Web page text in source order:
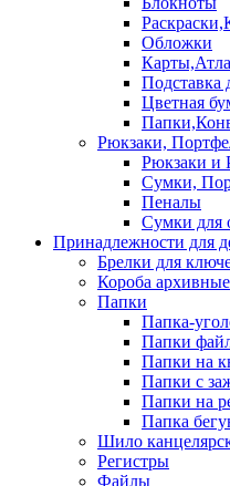
Обложки
Подставка
Цветная
Рюкзаки,
Рюкзаки и
Сумки,
Пеналы
Сумки для
Принадлежности для
Брелки для
Короба архивные
Папки
Папка-
Папки
Папки на
Папки с
Папки на
Папка
Шило
Регистры
Файлы